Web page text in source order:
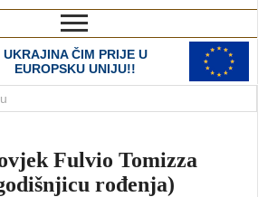
UKRAJINA ČIM PRIJE U
EUROPSKU UNIJU!!
Fulvio Tomizza
rođenja)